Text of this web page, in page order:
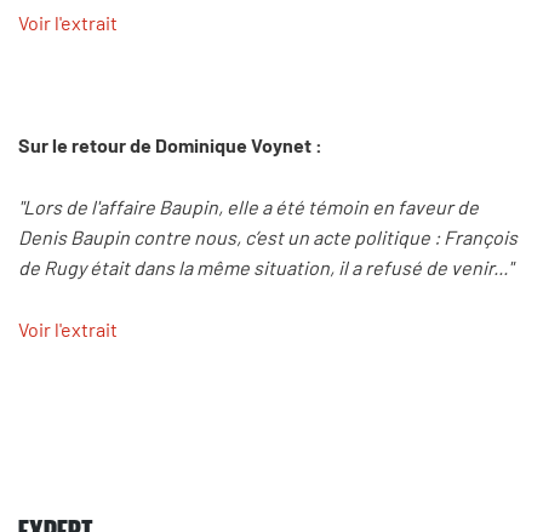
Voir l'extrait
Sur le retour de Dominique Voynet :
"Lors de l'affaire Baupin, elle a été témoin en faveur de
Denis Baupin contre nous, c’est un acte politique : François
de Rugy était dans la même situation, il a refusé de venir..."
Voir l'extrait